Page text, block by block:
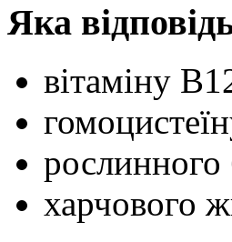
Яка
вітаміну
рослинного
харчового